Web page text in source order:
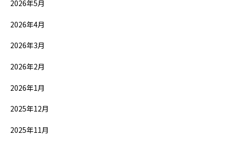
2026年5月
2026年4月
2026年3月
2026年2月
2026年1月
2025年12月
2025年11月